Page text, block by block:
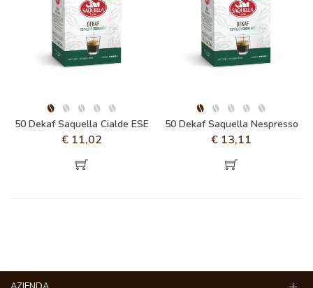
50 Dekaf Saquella Cialde ESE
€ 11,02
50 Dekaf Saquella Nespresso
€ 13,11